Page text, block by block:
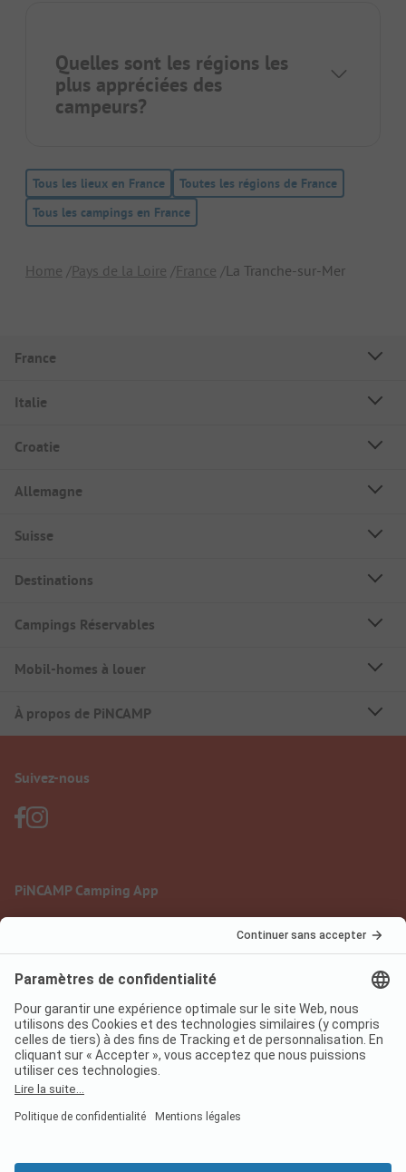
Quelles sont les régions les
plus appréciées des
campeurs?
Tous les lieux en France
Toutes les régions de France
Tous les campings en France
Home Pays de la Loire France La Tranche-sur-Mer
France
Italie
Croatie
Allemagne
Suisse
Destinations
Campings Réservables
Mobil-homes à louer
À propos de PiNCAMP
Suivez-nous
PiNCAMP Camping App
Mentions légales
Protection des données
Conditions d'utilisation
Règlement sur les services numériques